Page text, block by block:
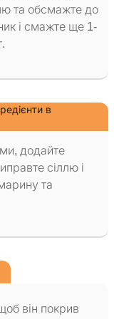
та обсмажте до
і смажте ще 1-
в
додайте
сіллю і
та
він покрив